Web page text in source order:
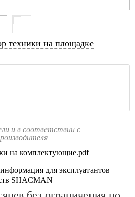
техники на площадке
и в соответствии с
на комплектующие.pdf
для эксплуатантов
SHACMAN